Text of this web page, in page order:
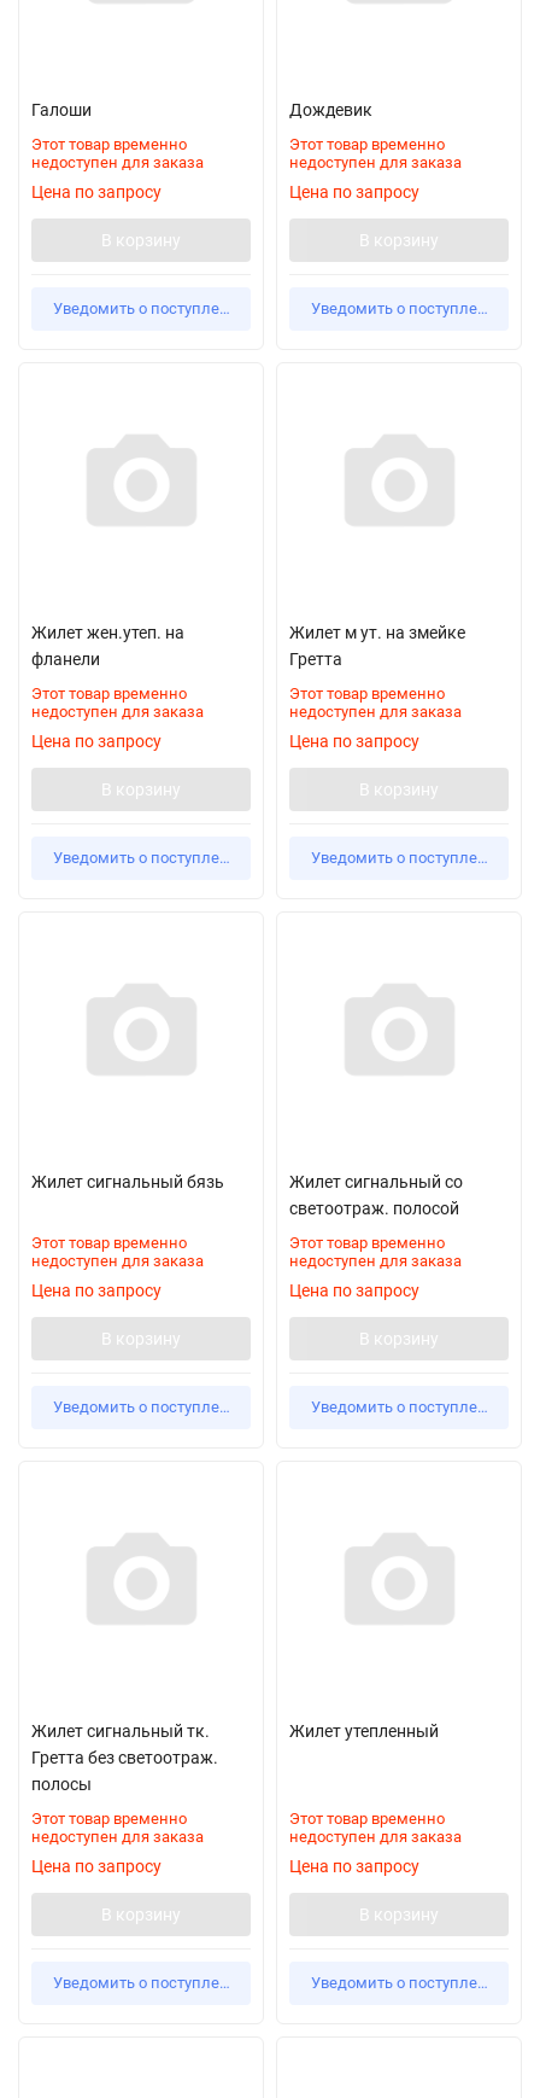
Галоши
Этот товар временно
недоступен для заказа
Цена по запросу
В корзину
Уведомить о поступлении
Дождевик
Этот товар временно
недоступен для заказа
Цена по запросу
В корзину
Уведомить о поступлении
Жилет жен.утеп. на
фланели
Этот товар временно
недоступен для заказа
Цена по запросу
В корзину
Уведомить о поступлении
Жилет м ут. на змейке
Гретта
Этот товар временно
недоступен для заказа
Цена по запросу
В корзину
Уведомить о поступлении
Жилет сигнальный бязь
Этот товар временно
недоступен для заказа
Цена по запросу
В корзину
Уведомить о поступлении
Жилет сигнальный со
светоотраж. полосой
Этот товар временно
недоступен для заказа
Цена по запросу
В корзину
Уведомить о поступлении
Жилет сигнальный тк.
Гретта без светоотраж.
полосы
Этот товар временно
недоступен для заказа
Цена по запросу
В корзину
Уведомить о поступлении
Жилет утепленный
Этот товар временно
недоступен для заказа
Цена по запросу
В корзину
Уведомить о поступлении